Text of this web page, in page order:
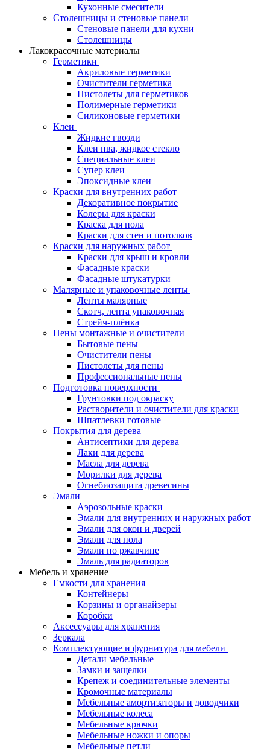
Кухонные смесители
Столешницы и стеновые панели
Стеновые панели для кухни
Столешницы
Лакокрасочные материалы
Герметики
Акриловые герметики
Очистители герметика
Пистолеты для герметиков
Полимерные герметики
Силиконовые герметики
Клеи
Жидкие гвозди
Клеи пва, жидкое стекло
Специальные клеи
Супер клеи
Эпоксидные клеи
Краски для внутренних работ
Декоративное покрытие
Колеры для краски
Краска для пола
Краски для стен и потолков
Краски для наружных работ
Краски для крыш и кровли
Фасадные краски
Фасадные штукатурки
Малярные и упаковочные ленты
Ленты малярные
Скотч, лента упаковочная
Стрейч-плёнка
Пены монтажные и очистители
Бытовые пены
Очистители пены
Пистолеты для пены
Профессиональные пены
Подготовка поверхности
Грунтовки под окраску
Растворители и очистители для краски
Шпатлевки готовые
Покрытия для дерева
Антисептики для дерева
Лаки для дерева
Масла для дерева
Морилки для дерева
Огнебиозащита древесины
Эмали
Аэрозольные краски
Эмали для внутренних и наружных работ
Эмали для окон и дверей
Эмали для пола
Эмали по ржавчине
Эмаль для радиаторов
Мебель и хранение
Емкости для хранения
Контейнеры
Корзины и органайзеры
Коробки
Аксессуары для хранения
Зеркала
Комплектующие и фурнитура для мебели
Детали мебельные
Замки и защелки
Крепеж и соединительные элементы
Кромочные материалы
Мебельные амортизаторы и доводчики
Мебельные колеса
Мебельные крючки
Мебельные ножки и опоры
Мебельные петли